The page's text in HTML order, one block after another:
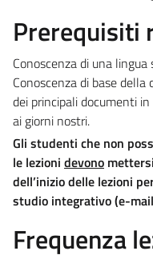
Prerequisiti
Conoscenza di una
Conoscenza di base
dei principali documenti
ai giorni nostri.
Gli studenti che non
le lezioni devono
dell’inizio delle lezioni
studio integrativo (e-
Frequenza